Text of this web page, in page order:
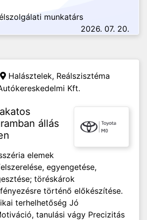
munkatárs
2026. 07. 20.
Halásztelek, Reálszisztéma
Kft.
állás
elemek
egyengetése,
töréskárok
történő előkészítése.
terhelhetőség Jó
tanulási vágy Precizitás